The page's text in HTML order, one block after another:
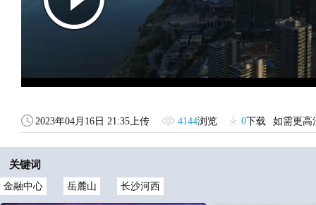
2023年04月16日 21:35上传 4144浏览 0下载 如需更高
关键词
金融中心 岳麓山 长沙河西